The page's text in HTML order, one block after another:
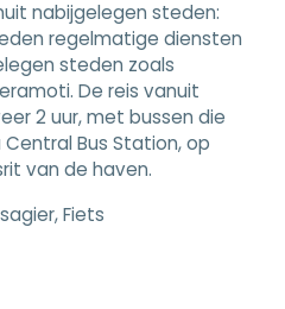
nabijgelegen steden:
regelmatige diensten
steden zoals
De reis vanuit
2 uur, met bussen die
Bus Station, op
van de haven.
Fiets